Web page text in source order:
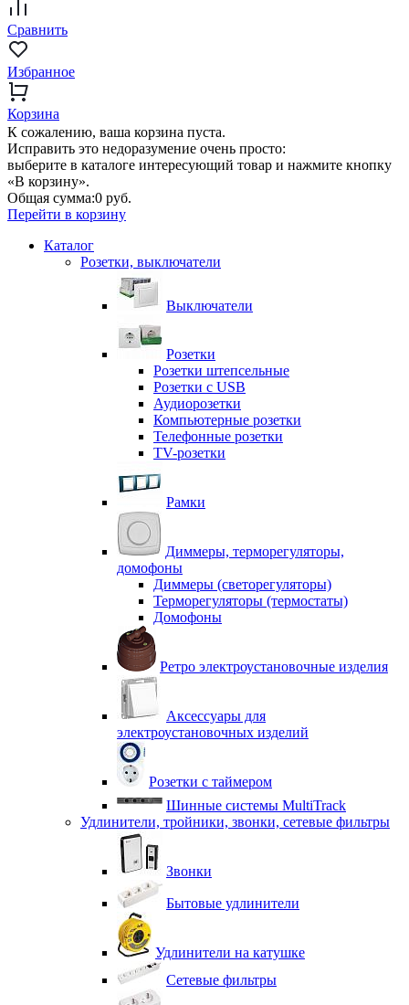
Сравнить
Избранное
Корзина
К сожалению, ваша корзина пуста.
Исправить это недоразумение очень просто:
выберите в каталоге интересующий товар и нажмите кнопку
«В корзину».
Общая сумма:0 руб.
Перейти в корзину
Каталог
Розетки, выключатели
Выключатели
Розетки
Розетки штепсельные
Розетки с USB
Аудиорозетки
Компьютерные розетки
Телефонные розетки
TV-розетки
Рамки
Диммеры, терморегуляторы,
домофоны
Диммеры (светорегуляторы)
Терморегуляторы (термостаты)
Домофоны
Ретро электроустановочные изделия
Аксессуары для
электроустановочных изделий
Розетки с таймером
Шинные системы MultiTrack
Удлинители, тройники, звонки, сетевые фильтры
Звонки
Бытовые удлинители
Удлинители на катушке
Сетевые фильтры